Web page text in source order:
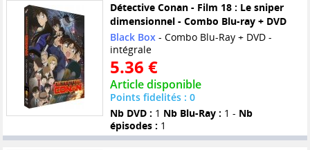
Détective Conan - Film 18 : Le sniper
dimensionnel - Combo Blu-ray + DVD
Black Box- Combo Blu-Ray + DVD -
intégrale
5.36 €
Article disponible
Points fidelités : 0
Nb DVD : 1 Nb Blu-Ray : 1 - Nb
épisodes : 1